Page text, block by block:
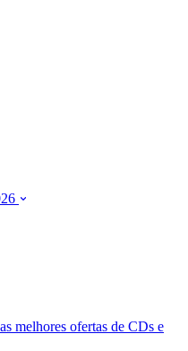
melhores ofertas de CDs e